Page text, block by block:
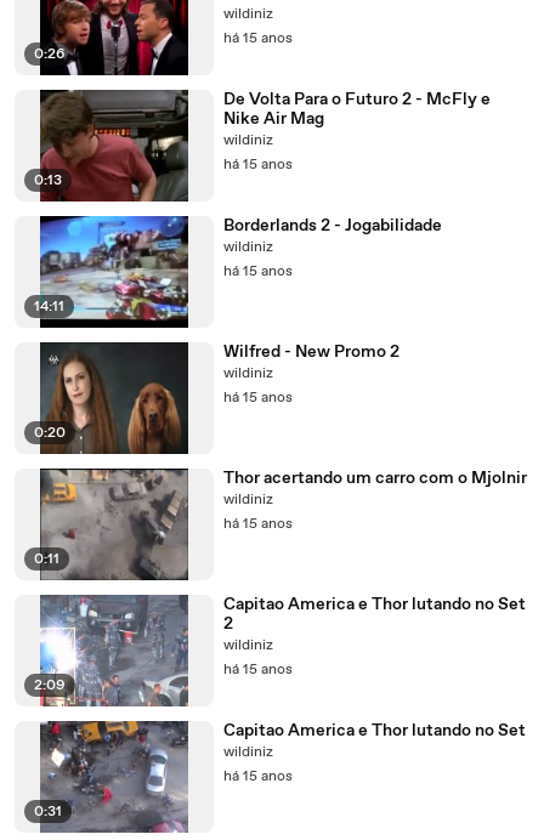
0:26
wildiniz
há 15 anos
0:13
De Volta Para o Futuro 2 - McFly e
Nike Air Mag
wildiniz
há 15 anos
14:11
Borderlands 2 - Jogabilidade
wildiniz
há 15 anos
0:20
Wilfred - New Promo 2
wildiniz
há 15 anos
0:11
Thor acertando um carro com o Mjolnir
wildiniz
há 15 anos
2:09
Capitao America e Thor lutando no Set
2
wildiniz
há 15 anos
0:31
Capitao America e Thor lutando no Set
wildiniz
há 15 anos